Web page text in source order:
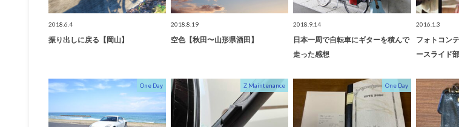
2018.6.4
振り出しに戻る【岡山】
2018.8.19
空色【秋田〜山形県酒田】
2018.9.14
日本一周で自転車にギターを積んで
走った感想
2016.1.3
フォトコン
ースライド
One Day Z Maintenance One Day